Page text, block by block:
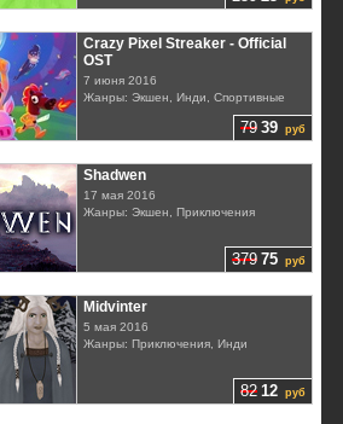
79 39 руб
Crazy Pixel Streaker - Official
OST
7 июня 2016
Жанры: Экшен, Инди, Спортивные
379 75 руб
Shadwen
17 мая 2016
Жанры: Экшен, Приключения
82 12 руб
Midvinter
5 мая 2016
Жанры: Приключения, Инди